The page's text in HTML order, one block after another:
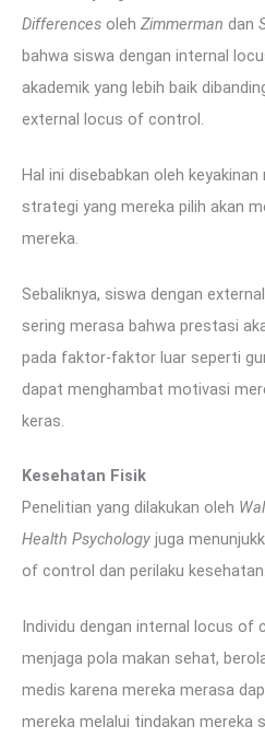
Differences oleh Zimmerman dan
bahwa siswa dengan internal
akademik yang lebih baik
external locus of control.
Hal ini disebabkan oleh
strategi yang mereka pilih akan
mereka.
Sebaliknya, siswa dengan
sering merasa bahwa prestasi
pada faktor-faktor luar seperti
dapat menghambat motivasi
keras.
Kesehatan Fisik
Penelitian yang dilakukan oleh
Health Psychology juga
of control dan perilaku kesehatan.
Individu dengan internal locus of
menjaga pola makan sehat,
medis karena mereka merasa
mereka melalui tindakan mereka